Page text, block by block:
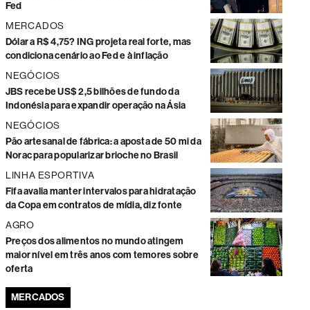
Fed
MERCADOS
Dólar a R$ 4,75? ING projeta real forte, mas
condiciona cenário ao Fed e à inflação
NEGÓCIOS
JBS recebe US$ 2,5 bilhões de fundo da
Indonésia para expandir operação na Ásia
NEGÓCIOS
Pão artesanal de fábrica: a aposta de 50 mi da
Norac para popularizar brioche no Brasil
LINHA ESPORTIVA
Fifa avalia manter intervalos para hidratação
da Copa em contratos de mídia, diz fonte
AGRO
Preços dos alimentos no mundo atingem
maior nível em três anos com temores sobre
oferta
MERCADOS